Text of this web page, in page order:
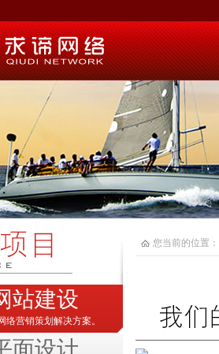
站建设
络营销策划解决方案。
面设计
您当前的位置：